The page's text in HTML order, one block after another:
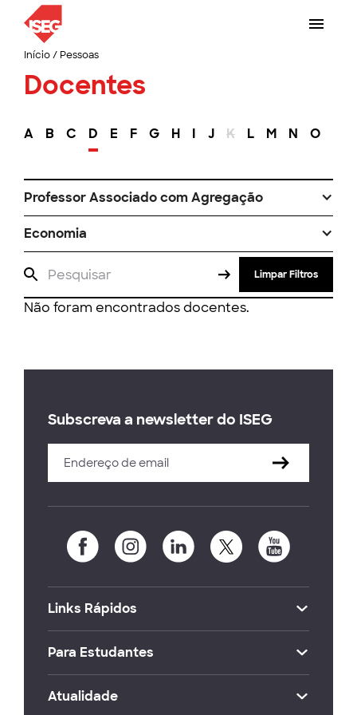
Início/ Pessoas
Docentes
A B C D E F G H I J K L M N O
Professor Associado com Agregação
Economia
Limpar Filtros
Não foram encontrados docentes.
Subscreva a newsletter do ISEG
Links Rápidos
Para Estudantes
Atualidade